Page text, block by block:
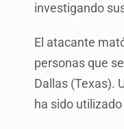
investigando
El atacante
personas que
Dallas (Texas).
ha sido